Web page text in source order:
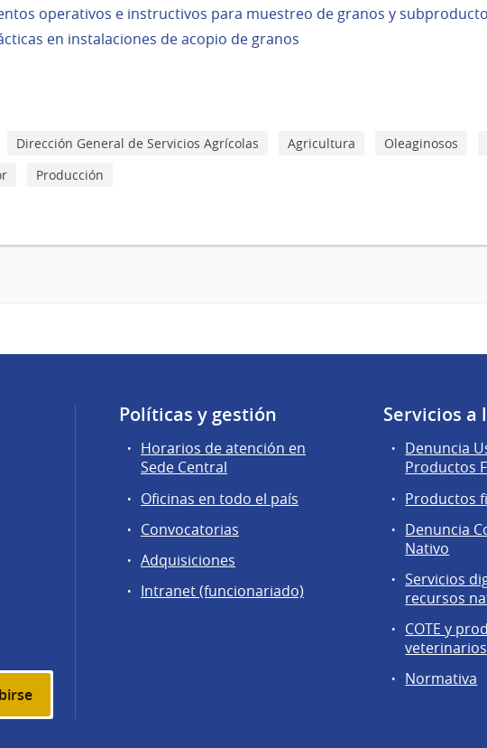
operativos e instructivos para muestreo de granos y
en instalaciones de acopio de granos
Dirección General de Servicios Agrícolas Agricultura Oleaginosos
Producción
Políticas y gestión
Horarios de atención en
Sede Central
Oficinas en todo el país
Convocatorias
Adquisiciones
Intranet (funcionariado)
Servicios a
Denuncia
Productos
Productos
Denuncia
Nativo
Servicios
recursos
COTE y
veterinarios
Normativa